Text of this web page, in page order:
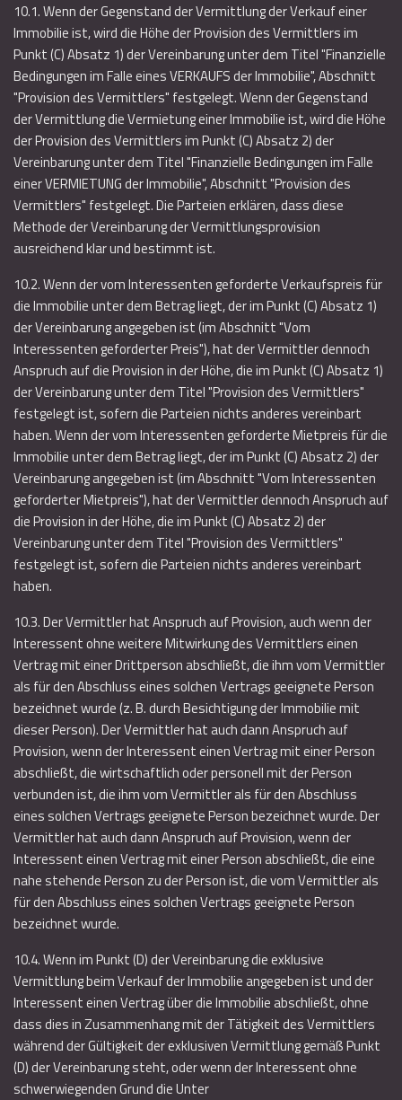
10.1. Wenn der Gegenstand der Vermittlung der Verkauf einer
Immobilie ist, wird die Höhe der Provision des Vermittlers im
Punkt (C) Absatz 1) der Vereinbarung unter dem Titel "Finanzielle
Bedingungen im Falle eines VERKAUFS der Immobilie", Abschnitt
"Provision des Vermittlers" festgelegt. Wenn der Gegenstand
der Vermittlung die Vermietung einer Immobilie ist, wird die Höhe
der Provision des Vermittlers im Punkt (C) Absatz 2) der
Vereinbarung unter dem Titel "Finanzielle Bedingungen im Falle
einer VERMIETUNG der Immobilie", Abschnitt "Provision des
Vermittlers" festgelegt. Die Parteien erklären, dass diese
Methode der Vereinbarung der Vermittlungsprovision
ausreichend klar und bestimmt ist.
10.2. Wenn der vom Interessenten geforderte Verkaufspreis für
die Immobilie unter dem Betrag liegt, der im Punkt (C) Absatz 1)
der Vereinbarung angegeben ist (im Abschnitt "Vom
Interessenten geforderter Preis"), hat der Vermittler dennoch
Anspruch auf die Provision in der Höhe, die im Punkt (C) Absatz 1)
der Vereinbarung unter dem Titel "Provision des Vermittlers"
festgelegt ist, sofern die Parteien nichts anderes vereinbart
haben. Wenn der vom Interessenten geforderte Mietpreis für die
Immobilie unter dem Betrag liegt, der im Punkt (C) Absatz 2) der
Vereinbarung angegeben ist (im Abschnitt "Vom Interessenten
geforderter Mietpreis"), hat der Vermittler dennoch Anspruch auf
die Provision in der Höhe, die im Punkt (C) Absatz 2) der
Vereinbarung unter dem Titel "Provision des Vermittlers"
festgelegt ist, sofern die Parteien nichts anderes vereinbart
haben.
10.3. Der Vermittler hat Anspruch auf Provision, auch wenn der
Interessent ohne weitere Mitwirkung des Vermittlers einen
Vertrag mit einer Drittperson abschließt, die ihm vom Vermittler
als für den Abschluss eines solchen Vertrags geeignete Person
bezeichnet wurde (z. B. durch Besichtigung der Immobilie mit
dieser Person). Der Vermittler hat auch dann Anspruch auf
Provision, wenn der Interessent einen Vertrag mit einer Person
abschließt, die wirtschaftlich oder personell mit der Person
verbunden ist, die ihm vom Vermittler als für den Abschluss
eines solchen Vertrags geeignete Person bezeichnet wurde. Der
Vermittler hat auch dann Anspruch auf Provision, wenn der
Interessent einen Vertrag mit einer Person abschließt, die eine
nahe stehende Person zu der Person ist, die vom Vermittler als
für den Abschluss eines solchen Vertrags geeignete Person
bezeichnet wurde.
10.4. Wenn im Punkt (D) der Vereinbarung die exklusive
Vermittlung beim Verkauf der Immobilie angegeben ist und der
Interessent einen Vertrag über die Immobilie abschließt, ohne
dass dies in Zusammenhang mit der Tätigkeit des Vermittlers
während der Gültigkeit der exklusiven Vermittlung gemäß Punkt
(D) der Vereinbarung steht, oder wenn der Interessent ohne
schwerwiegenden Grund die Unter